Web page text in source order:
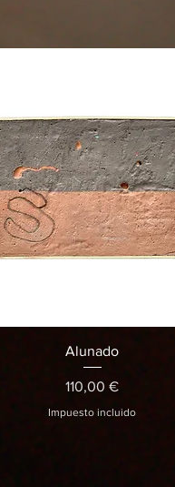
Vista rápida
Alunado
Precio
110,00 €
Impuesto incluido